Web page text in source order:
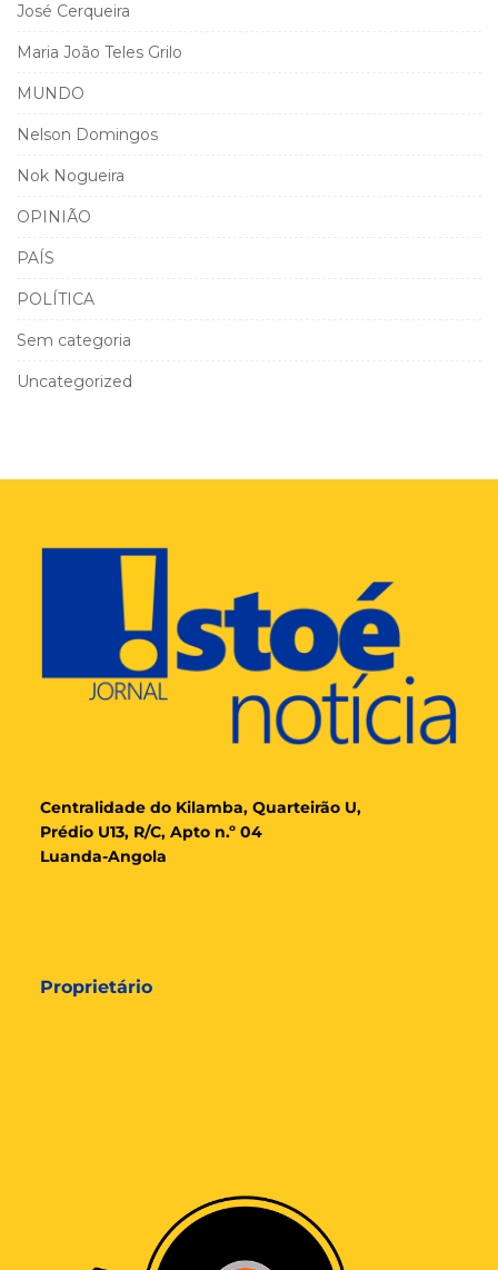
José Cerqueira
Maria João Teles Grilo
MUNDO
Nelson Domingos
Nok Nogueira
OPINIÃO
PAÍS
POLÍTICA
Sem categoria
Uncategorized
Centralidade do Kilamba, Quarteirão U,
Prédio U13, R/C, Apto n.º 04
Luanda-Angola
Proprietário